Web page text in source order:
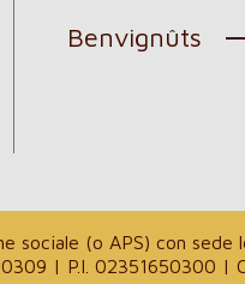
Benvignûts
sociale (o APS) con sede
| P.I. 02351650300 |